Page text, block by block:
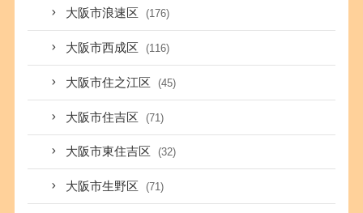
大阪市浪速区 (176)
大阪市西成区 (116)
大阪市住之江区 (45)
大阪市住吉区 (71)
大阪市東住吉区 (32)
大阪市生野区 (71)